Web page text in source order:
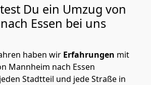
Du ein Umzug von
Essen bei uns
haben wir Erfahrungen mit
Mannheim nach Essen
Stadtteil und jede Straße in